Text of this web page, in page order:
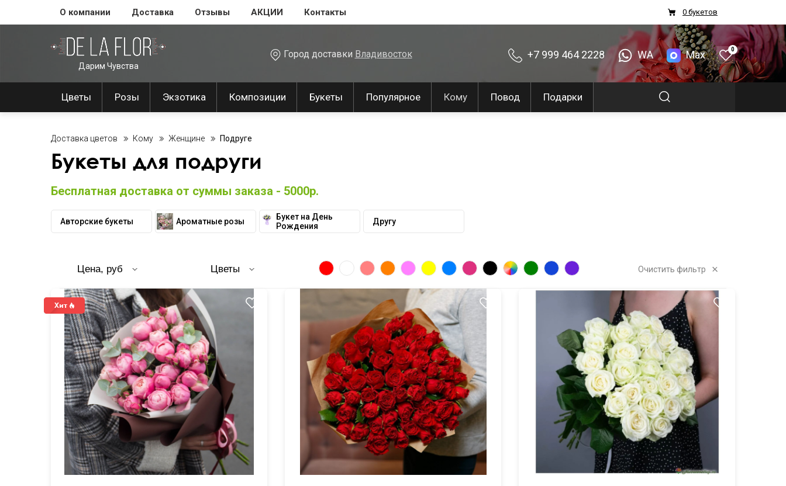
О компании Доставка Отзывы АКЦИИ Контакты 0 букетов
Дарим Чувства
Город доставки Владивосток +7 999 464 2228 WA Max 0
Цветы Розы Экзотика Композиции Букеты Популярное Кому Повод Подарки
Доставка цветов Кому Женщине Подруге
Букеты для подруги
Бесплатная доставка от суммы заказа - 5000р.
Авторские букеты Ароматные розы
Букет на День
Рождения
Другу
Цена, руб Цветы Очистить фильтр
Мини-розочки 40 см 50 см 25 см